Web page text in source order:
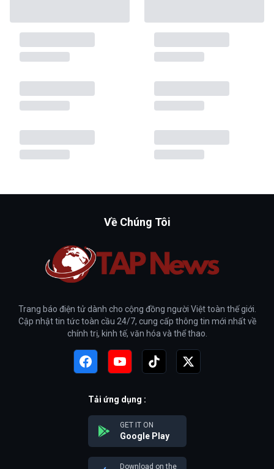
Về Chúng Tôi
Trang báo điện tử dành cho cộng đồng người Việt toàn thế giới.
Cập nhật tin tức toàn cầu 24/7, cung cấp thông tin mới nhất về
chính trị, kinh tế, văn hóa và thể thao.
Tải ứng dụng :
GET IT ON
Google Play
Download on the